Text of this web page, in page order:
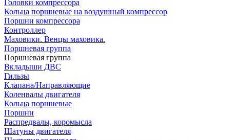
Головки компрессора
Кольца поршневые на воздушный компрессор
Поршни компрессора
Контроллер
Маховики. Венцы маховика.
Поршневая группа
Поршневая группа
Вкладыши ДВС
Гильзы
Клапана/Направляющие
Коленвалы двигателя
Кольца поршневые
Поршни
Распредвалы, коромысла
Шатуны двигателя